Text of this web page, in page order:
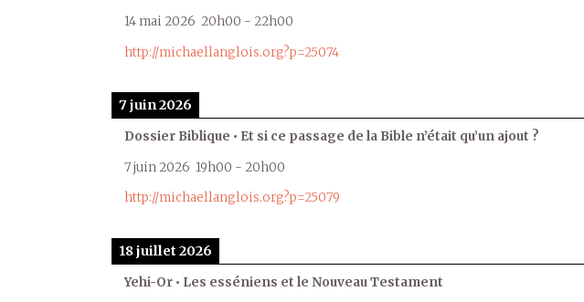
14 mai 2026 20h00 - 22h00
http://michaellanglois.org?p=25074
7 juin 2026
Dossier Biblique • Et si ce passage de la Bible n’était qu’un ajout ?
7 juin 2026 19h00 - 20h00
http://michaellanglois.org?p=25079
18 juillet 2026
Yehi-Or • Les esséniens et le Nouveau Testament